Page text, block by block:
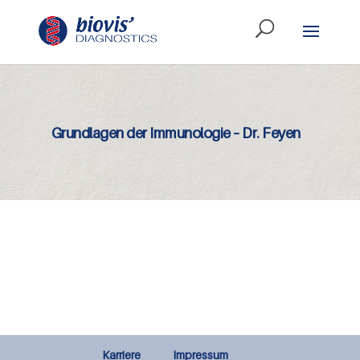
Grundlagen der Immunologie – Dr. Feyen
Karriere Impressum